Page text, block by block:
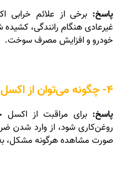
پاسخ: برخی از علائم خرابی
غیرعادی هنگام رانندگی،
خودرو و افزایش مصرف سوخت.
4- چگونه می‌توان از اکسل خودرو مراقبت کرد؟
پاسخ: برای مراقبت از اکسل
روغن‌کاری شود، از وارد شدن
صورت مشاهده هرگونه مشکل،